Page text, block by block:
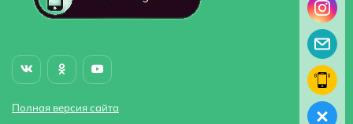
Полная версия сайта